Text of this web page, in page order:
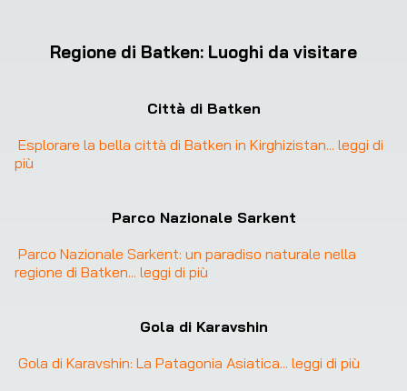
Regione di Batken: Luoghi da visitare
Città di Batken
Esplorare la bella città di Batken in Kirghizistan... leggi di
più
Parco Nazionale Sarkent
Parco Nazionale Sarkent: un paradiso naturale nella
regione di Batken... leggi di più
Gola di Karavshin
Gola di Karavshin: La Patagonia Asiatica... leggi di più